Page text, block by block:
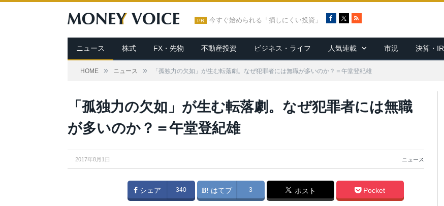
PR 今すぐ始められる「損しにくい投資」
c
e
b
o
R
S
ニュース 株式 FX・先物 不動産投資 ビジネス・ライフ 人気連載 市況 決算・IR
HOME » ニュース » 「孤独力の欠如」が生む転落劇。なぜ犯罪者には無職が多いのか？＝午堂登紀雄
FromWikimedia Commons
「孤独力の欠如」が生む転落劇。なぜ犯罪者には無職
が多いのか？＝午堂登紀雄
2017年8月1日 ニュース
シェア 340 はてブ 3 ポスト Pocket